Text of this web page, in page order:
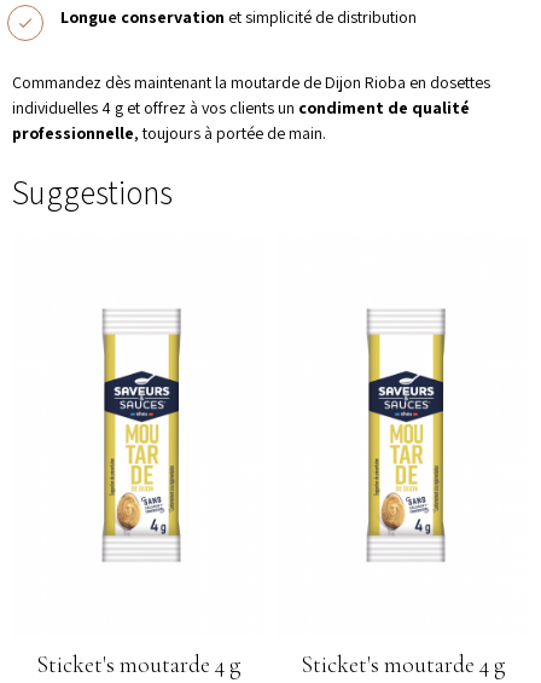
Longue conservation et simplicité de distribution
Commandez dès maintenant la moutarde de Dijon Rioba en dosettes
individuelles 4 g et offrez à vos clients un condiment de qualité
professionnelle, toujours à portée de main.
Suggestions
Sticket's moutarde 4 g
Sticket's moutarde 4 g